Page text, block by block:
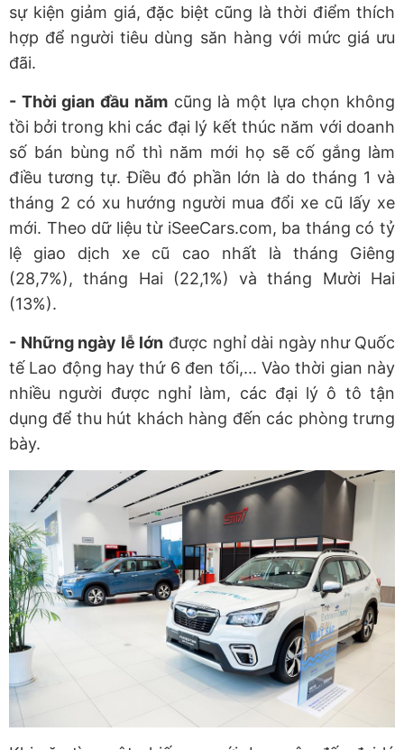
sự kiện giảm giá, đặc biệt cũng là thời điểm thích
hợp để người tiêu dùng săn hàng với mức giá ưu
đãi.
- Thời gian đầu nămcũng là một lựa chọn không
tồi bởi trong khi các đại lý kết thúc năm với doanh
số bán bùng nổ thì năm mới họ sẽ cố gắng làm
điều tương tự. Điều đó phần lớn là do tháng 1 và
tháng 2 có xu hướng người mua đổi xe cũ lấy xe
mới. Theo dữ liệu từ iSeeCars.com, ba tháng có tỷ
lệ giao dịch xe cũ cao nhất là tháng Giêng
(28,7%), tháng Hai (22,1%) và tháng Mười Hai
(13%).
- Những ngày lễ lớn được nghỉ dài ngày như Quốc
tế Lao động hay thứ 6 đen tối,... Vào thời gian này
nhiều người được nghỉ làm, các đại lý ô tô tận
dụng để thu hút khách hàng đến các phòng trưng
bày.